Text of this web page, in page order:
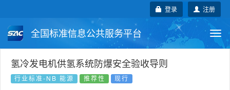
注册
登录
全国标准信息公共服务平台
国家标准 行业标准
氢冷发电机供氢系统防爆安全验收导则
行业标准-NB 能源 推荐性 现行